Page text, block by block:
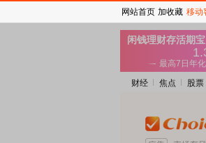
财经 焦点 股票
网站首页 加收藏 移动